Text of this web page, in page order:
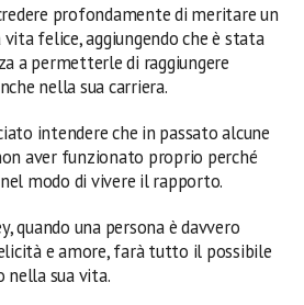
profondamente di meritare un
felice, aggiungendo che è stata
a permetterle di raggiungere
nella sua carriera.
intendere che in passato alcune
aver funzionato proprio perché
modo di vivere il rapporto.
quando una persona è davvero
e amore, farà tutto il possibile
sua vita.